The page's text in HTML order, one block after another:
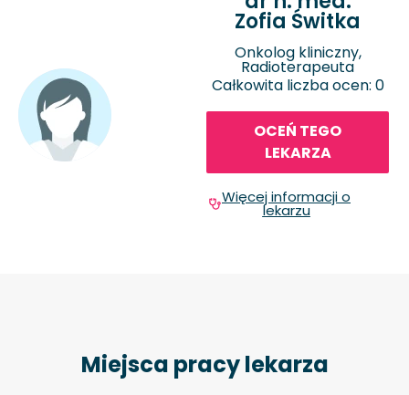
Zofia Świtka
Onkolog kliniczny,
Radioterapeuta
Całkowita liczba ocen: 0
OCEŃ TEGO
LEKARZA
Więcej informacji o
lekarzu
Miejsca pracy lekarza